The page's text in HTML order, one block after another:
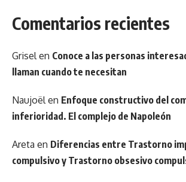
Comentarios recientes
Griselen Conoce a las personas
llaman cuando te necesitan
Naujoëlen Enfoque constructivo del
inferioridad. El complejo de Napoleón
Areta en Diferencias entre Trastorno
compulsivo y Trastorno obsesivo